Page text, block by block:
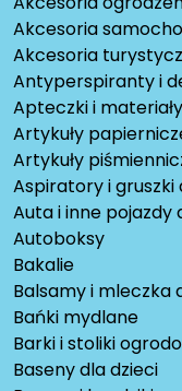
Akcesoria
Akcesoria
Antyperspiranty i
Apteczki i
Artykuły
Artykuły
Aspiratory i gruszki
Auta i inne pojazdy
Autoboksy
Bakalie
Balsamy i mleczka
Bańki mydlane
Barki i stoliki
Baseny dla dzieci